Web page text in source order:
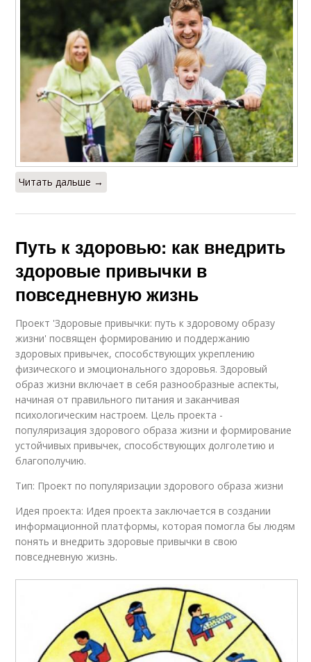
Читать дальше →
Путь к здоровью: как внедрить
здоровые привычки в
повседневную жизнь
Проект 'Здоровые привычки: путь к здоровому образу
жизни' посвящен формированию и поддержанию
здоровых привычек, способствующих укреплению
физического и эмоционального здоровья. Здоровый
образ жизни включает в себя разнообразные аспекты,
начиная от правильного питания и заканчивая
психологическим настроем. Цель проекта -
популяризация здорового образа жизни и формирование
устойчивых привычек, способствующих долголетию и
благополучию.
Тип: Проект по популяризации здорового образа жизни
Идея проекта: Идея проекта заключается в создании
информационной платформы, которая помогла бы людям
понять и внедрить здоровые привычки в свою
повседневную жизнь.